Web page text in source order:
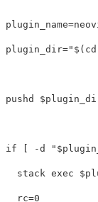
plugin_name=
plugin_dir=" $( cd
pushd
if -d "
stack exec
rc=